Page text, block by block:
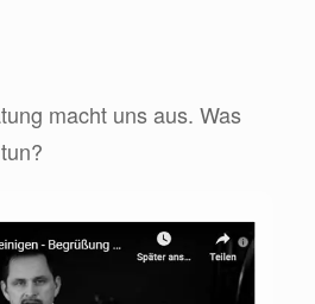
macht uns aus. Was